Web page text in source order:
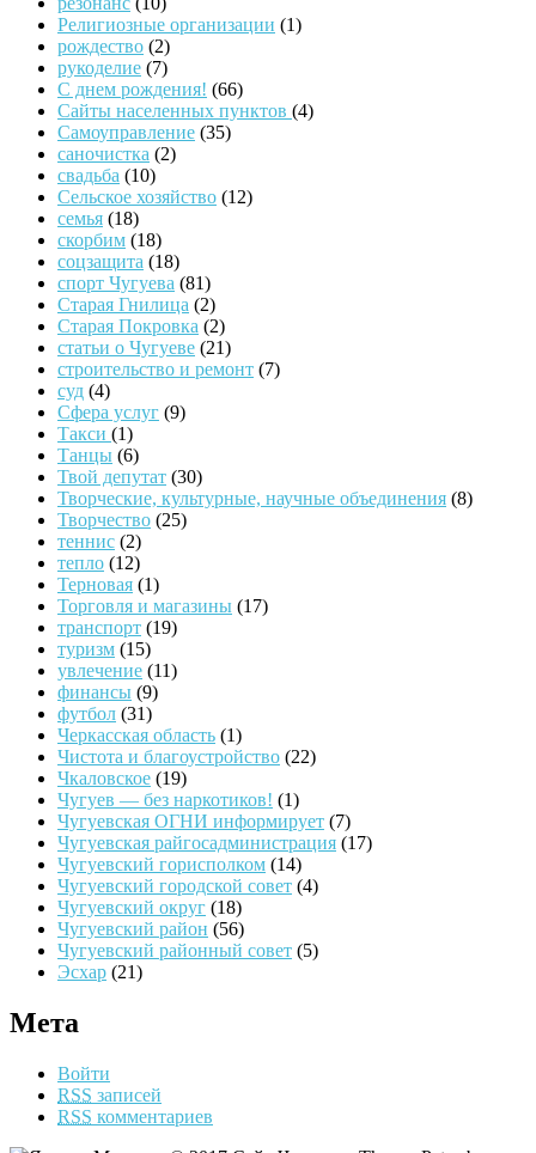
Религиозные организации (1)
рождество (2)
рукоделие (7)
С днем рождения! (66)
Сайты населенных пунктов (4)
Самоуправление (35)
саночистка (2)
свадьба (10)
Сельское хозяйство (12)
семья (18)
скорбим (18)
соцзащита (18)
спорт Чугуева (81)
Старая Гнилица (2)
Старая Покровка (2)
статьи о Чугуеве (21)
строительство и ремонт (7)
суд (4)
Сфера услуг (9)
Такси (1)
Танцы (6)
Твой депутат (30)
Творческие, культурные, научные объединения (8)
Творчество (25)
теннис (2)
тепло (12)
Терновая (1)
Торговля и магазины (17)
транспорт (19)
туризм (15)
увлечение (11)
финансы (9)
футбол (31)
Черкасская область (1)
Чистота и благоустройство (22)
Чкаловское (19)
Чугуев — без наркотиков! (1)
Чугуевская ОГНИ информирует (7)
Чугуевская райгосадминистрация (17)
Чугуевский горисполком (14)
Чугуевский городской совет (4)
Чугуевский округ (18)
Чугуевский район (56)
Чугуевский районный совет (5)
Эсхар (21)
Мета
Войти
RSS записей
RSS комментариев